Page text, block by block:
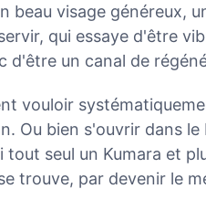
beau visage généreux,
qui essaye d'être
d'être un canal de
vouloir
Ou bien s'ouvrir dans
tout seul un Kumara et
trouve, par devenir le